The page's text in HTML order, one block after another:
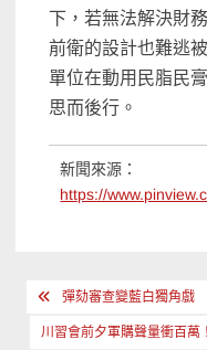
下，若無法解決財
前衛的設計也難逃
單位在動用民脂民
思而後行。
新聞來源：
https://
文
章
彈劾審查變藍白獨角戲
川習會前夕軍購聲量衝百萬